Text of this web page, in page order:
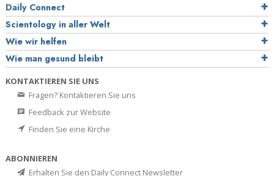
Daily Connect
Scientology in aller Welt
Wie wir helfen
Wie man gesund bleibt
KONTAKTIEREN SIE UNS
Fragen? Kontaktieren Sie uns
Feedback zur Website
Finden Sie eine Kirche
ABONNIEREN
Erhalten Sie den Daily Connect Newsletter